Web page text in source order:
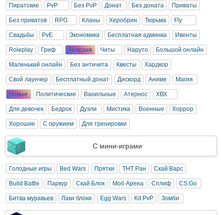
Пиратские PvP Без PvP Донат Без доната Приваты
Без приватов RPG Кланы Херобрин Тюрьма Fly
Свадьбы PvE Экономика Бесплатная админка Ивенты
Roleplay Гриф Анархия Читы Наруто Большой онлайн
Маленький онлайн Без античита Квесты Хардкор
Свой лаунчер Бесплатный донат Дискорд Аниме Магия
Новые Политические Ванильные Атернос ХВХ
Для девочек Бедрок Дуэли Мистика Военные Хоррор
Хорошие С оружием Для тренировки
С мини-играми
Голодные игры Bed Wars Прятки ТНТ Ран Скай Варс
Build Battle Паркур Скай Блок Моб Арена Сплиф CS:Go
Битва муравьев Лаки блоки Egg Wars Kit PvP Зомби